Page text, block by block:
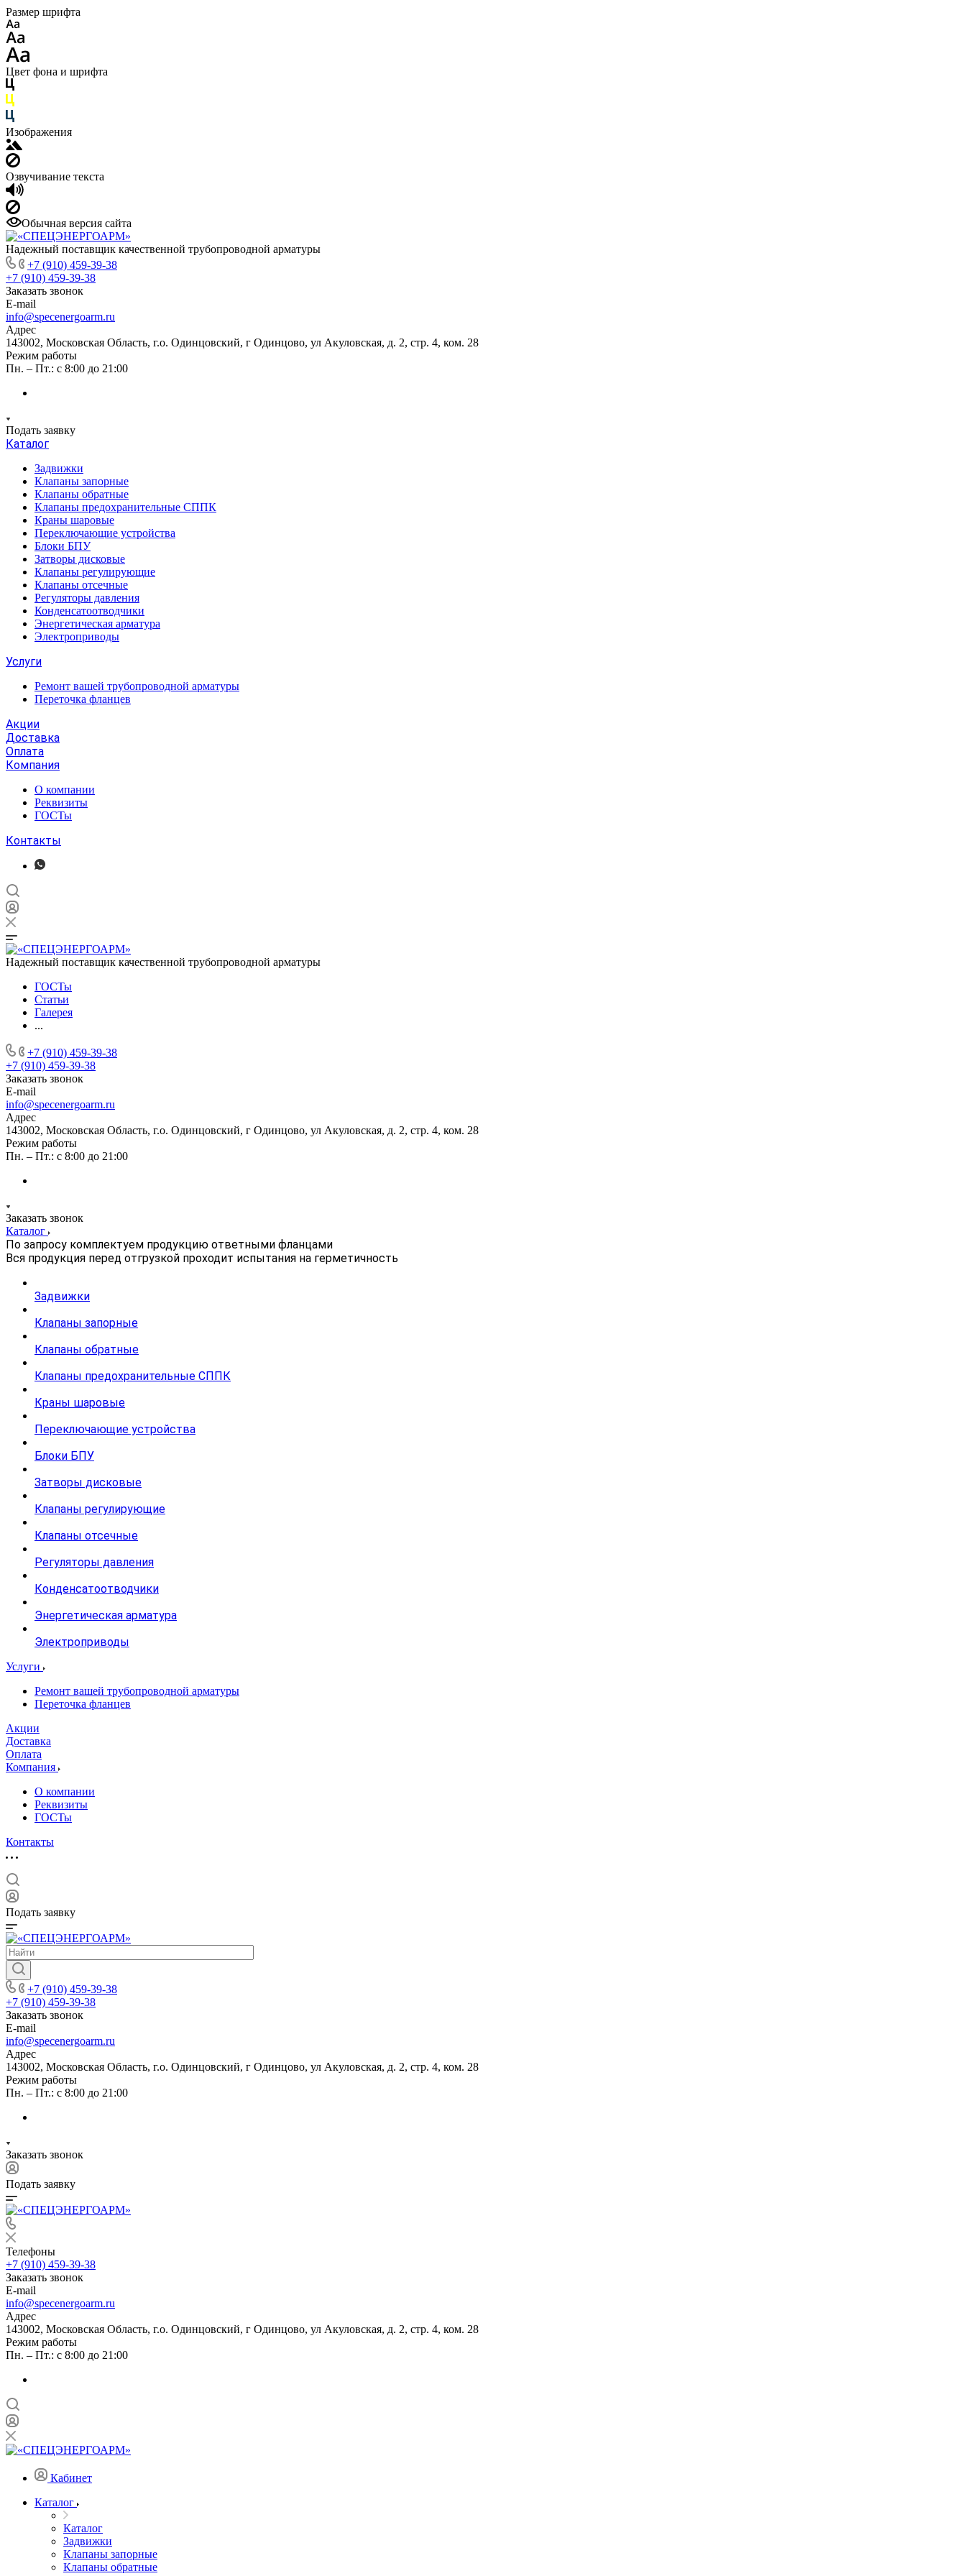
Размер шрифта
Цвет фона и шрифта
Изображения
Озвучивание текста
Обычная версия сайта
Надежный поставщик качественной трубопроводной арматуры
+7 (910) 459-39-38
+7 (910) 459-39-38
Заказать звонок
E-mail
info@specenergoarm.ru
Адрес
143002, Московская Область, г.о. Одинцовский, г Одинцово, ул Акуловская, д. 2, стр. 4, ком. 28
Режим работы
Пн. – Пт.: с 8:00 до 21:00
Подать заявку
Каталог
Задвижки
Клапаны запорные
Клапаны обратные
Клапаны предохранительные СППК
Краны шаровые
Переключающие устройства
Блоки БПУ
Затворы дисковые
Клапаны регулирующие
Клапаны отсечные
Регуляторы давления
Конденсатоотводчики
Энергетическая арматура
Электроприводы
Услуги
Ремонт вашей трубопроводной арматуры
Переточка фланцев
Акции
Доставка
Оплата
Компания
О компании
Реквизиты
ГОСТы
Контакты
Надежный поставщик качественной трубопроводной арматуры
ГОСТы
Статьи
Галерея
...
+7 (910) 459-39-38
+7 (910) 459-39-38
Заказать звонок
E-mail
info@specenergoarm.ru
Адрес
143002, Московская Область, г.о. Одинцовский, г Одинцово, ул Акуловская, д. 2, стр. 4, ком. 28
Режим работы
Пн. – Пт.: с 8:00 до 21:00
Заказать звонок
Каталог
По запросу комплектуем продукцию ответными фланцами
Вся продукция перед отгрузкой проходит испытания на герметичность
Задвижки
Клапаны запорные
Клапаны обратные
Клапаны предохранительные СППК
Краны шаровые
Переключающие устройства
Блоки БПУ
Затворы дисковые
Клапаны регулирующие
Клапаны отсечные
Регуляторы давления
Конденсатоотводчики
Энергетическая арматура
Электроприводы
Услуги
Ремонт вашей трубопроводной арматуры
Переточка фланцев
Акции
Доставка
Оплата
Компания
О компании
Реквизиты
ГОСТы
Контакты
Подать заявку
+7 (910) 459-39-38
+7 (910) 459-39-38
Заказать звонок
E-mail
info@specenergoarm.ru
Адрес
143002, Московская Область, г.о. Одинцовский, г Одинцово, ул Акуловская, д. 2, стр. 4, ком. 28
Режим работы
Пн. – Пт.: с 8:00 до 21:00
Заказать звонок
Подать заявку
Телефоны
+7 (910) 459-39-38
Заказать звонок
E-mail
info@specenergoarm.ru
Адрес
143002, Московская Область, г.о. Одинцовский, г Одинцово, ул Акуловская, д. 2, стр. 4, ком. 28
Режим работы
Пн. – Пт.: с 8:00 до 21:00
Кабинет
Каталог
Каталог
Задвижки
Клапаны запорные
Клапаны обратные